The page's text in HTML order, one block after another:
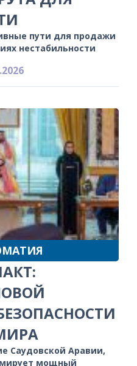
пути для продажи
нестабильности
Саудовской Аравии,
мощный